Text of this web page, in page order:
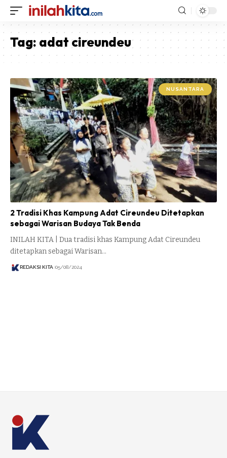
Tag: adat cireundeu
NUSANTARA
2 Tradisi Khas Kampung Adat Cireundeu Ditetapkan
sebagai Warisan Budaya Tak Benda
INILAH KITA | Dua tradisi khas Kampung Adat Cireundeu
ditetapkan sebagai Warisan…
REDAKSI KITA 05/08/2024